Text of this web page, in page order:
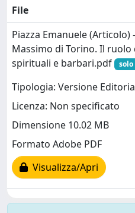
File
Piazza Emanuele (Articolo)
Massimo di Torino. Il ruolo
spirituali e barbari.pdf
Tipologia: Versione
Licenza: Non specificato
Dimensione 10.02 MB
Formato Adobe PDF
Visualizza/Apri